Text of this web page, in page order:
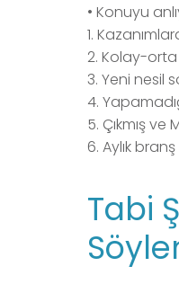
• Konuyu
1.
2. Kolay-orta
3. Yeni nesil
4.
5. Çıkmış ve
6. Aylık
Tabi